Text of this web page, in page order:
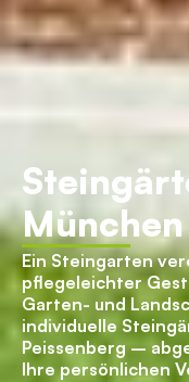
München
Ein Steingarten
pflegeleichter
Garten- und
individuelle
Peissenberg –
Ihre persönlichen